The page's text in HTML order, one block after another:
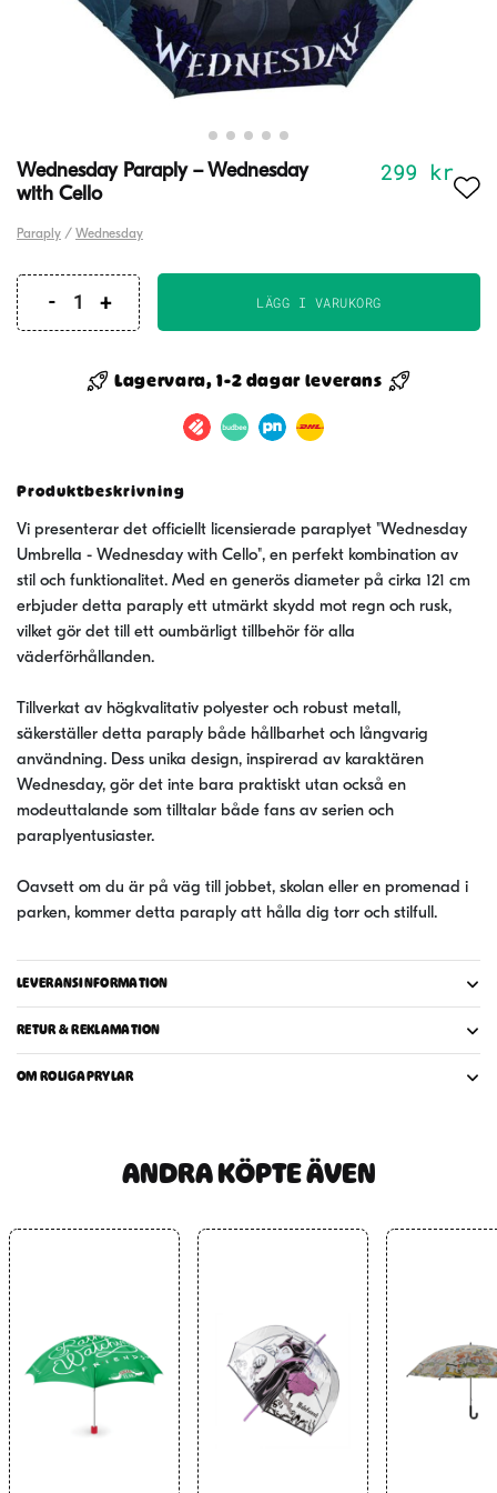
Wednesday Paraply – Wednesday
with Cello
299 kr
Paraply / Wednesday
Wednesday
Wednesday
LÄGG I VARUKORG
Lagervara, 1-2 dagar leverans
Produktbeskrivning
Vi presenterar det officiellt licensierade paraplyet "Wednesday
Umbrella - Wednesday with Cello", en perfekt kombination av
stil och funktionalitet. Med en generös diameter på cirka 121 cm
erbjuder detta paraply ett utmärkt skydd mot regn och rusk,
vilket gör det till ett oumbärligt tillbehör för alla
väderförhållanden.
Tillverkat av högkvalitativ polyester och robust metall,
säkerställer detta paraply både hållbarhet och långvarig
användning. Dess unika design, inspirerad av karaktären
Wednesday, gör det inte bara praktiskt utan också en
modeuttalande som tilltalar både fans av serien och
paraplyentusiaster.
Oavsett om du är på väg till jobbet, skolan eller en promenad i
parken, kommer detta paraply att hålla dig torr och stilfull.
LEVERANSINFORMATION
RETUR & REKLAMATION
OM ROLIGAPRYLAR
ANDRA KÖPTE ÄVEN